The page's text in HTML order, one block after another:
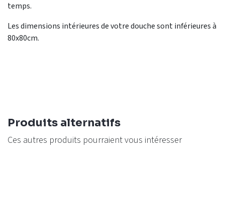
temps.
Les dimensions intérieures de votre douche sont inférieures à
80x80cm.
Produits alternatifs
Ces autres produits pourraient vous intéresser